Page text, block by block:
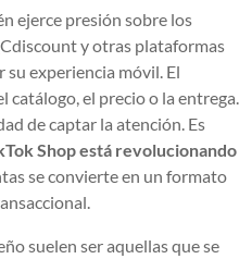
ejerce presión sobre los
Cdiscount y otras plataformas
experiencia móvil. El
catálogo, el precio o la entrega.
de captar la atención. Es
Shop está revolucionando
se convierte en un formato
suelen ser aquellas que se